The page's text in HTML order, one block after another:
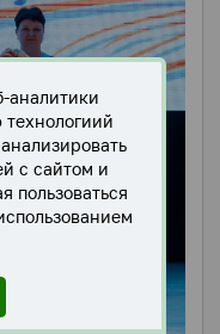
аналитики
с сайтом и
пользоваться